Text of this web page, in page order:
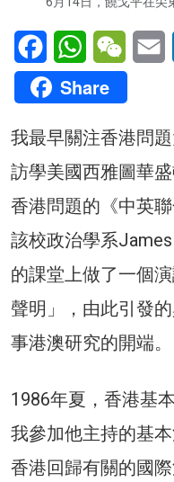
FacebookWhatsAppWeChat
Share
我最早關注香港問
訪學美國西雅圖華
香港問題的《中英
該校政治學系
的課堂上做了一個
聲明」，由此引發
事港澳研究的開端。
1986年夏，香港基
我參加他主持的基
香港回歸有關的國